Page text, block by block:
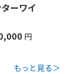
ーワイ
円
もっと見る＞